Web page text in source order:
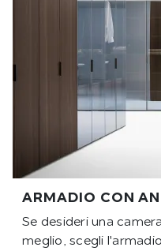
ARMADIO CON
Se desideri una
meglio, scegli